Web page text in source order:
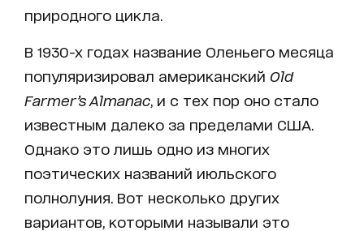
природного цикла.
В 1930-х годах название Оленьего месяца
популяризировал американский Old
Farmer’s Almanac , и с тех пор оно стало
известным далеко за пределами США.
Однако это лишь одно из многих
поэтических названий июльского
полнолуния. Вот несколько других
вариантов, которыми называли это